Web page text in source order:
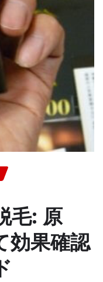
毛: 原
効果確認